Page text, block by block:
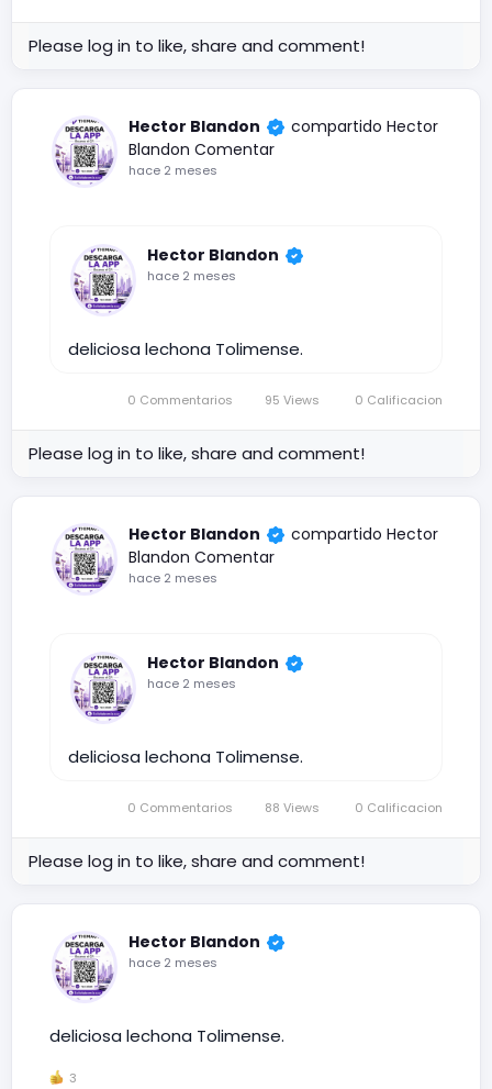
Please log in to like, share and comment!
Hector Blandon compartido Hector
Blandon Comentar
hace 2 meses
Hector Blandon
hace 2 meses
deliciosa lechona Tolimense.
0 Commentarios 95 Views 0 Calificacion
Please log in to like, share and comment!
Hector Blandon compartido Hector
Blandon Comentar
hace 2 meses
Hector Blandon
hace 2 meses
deliciosa lechona Tolimense.
0 Commentarios 88 Views 0 Calificacion
Please log in to like, share and comment!
Hector Blandon
hace 2 meses
deliciosa lechona Tolimense.
3